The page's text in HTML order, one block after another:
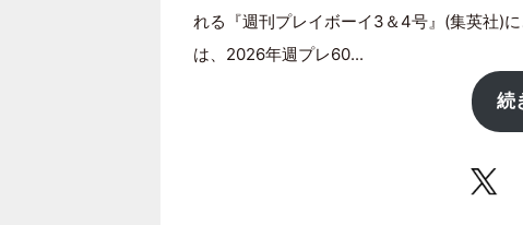
れる『週刊プレイボーイ3＆4号』(集英社)
は、2026年週プレ60...
続